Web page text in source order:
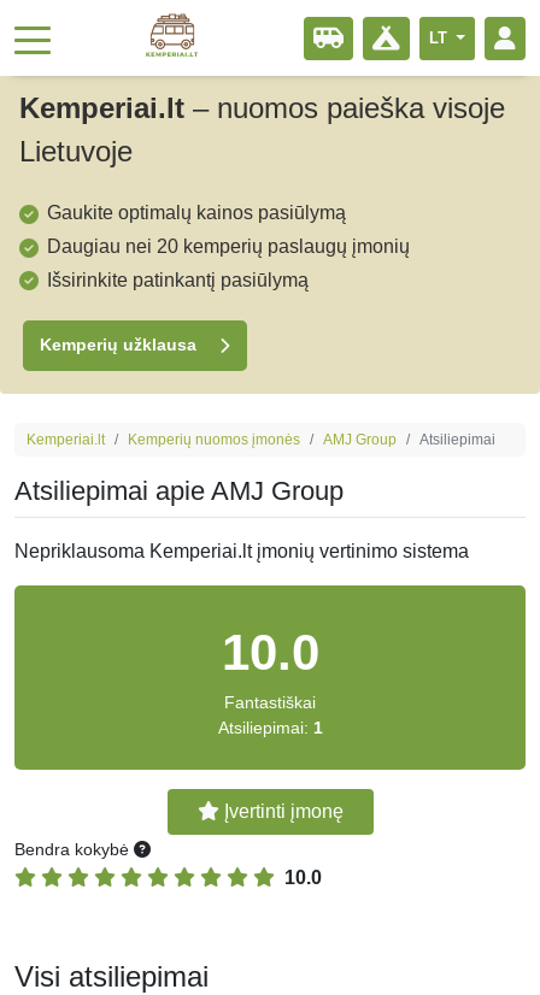
LT
Kemperiai.lt – nuomos paieška visoje
Lietuvoje
Gaukite optimalų kainos pasiūlymą
Daugiau nei 20 kemperių paslaugų įmonių
Išsirinkite patinkantį pasiūlymą
Kemperių užklausa
Kemperiai.lt Kemperių nuomos įmonės AMJ Group Atsiliepimai
Atsiliepimai apie AMJ Group
Nepriklausoma Kemperiai.lt įmonių vertinimo sistema
10.0
Fantastiškai
Atsiliepimai: 1
Įvertinti įmonę
Bendra kokybė
10.0
Visi atsiliepimai